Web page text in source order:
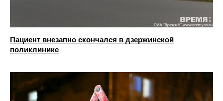
Пациент внезапно скончался в дзержинской
поликлинике